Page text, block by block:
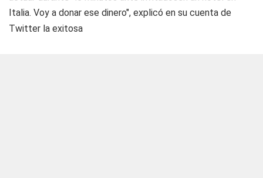
Italia. Voy a donar ese dinero", explicó en su cuenta de
Twitter la exitosa